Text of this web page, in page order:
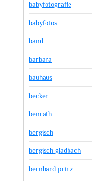
babyfotografie
babyfotos
band
barbara
bauhaus
becker
benrath
bergisch
bergisch gladbach
bernhard prinz